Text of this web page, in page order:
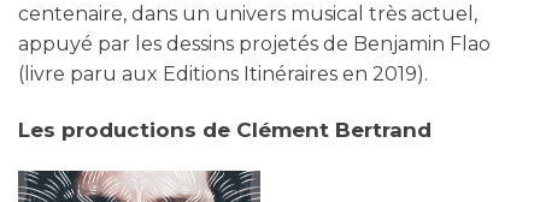
centenaire, dans un univers musical très actuel,
appuyé par les dessins projetés de Benjamin Flao
(livre paru aux Editions Itinéraires en 2019).
Les productions de Clément Bertrand